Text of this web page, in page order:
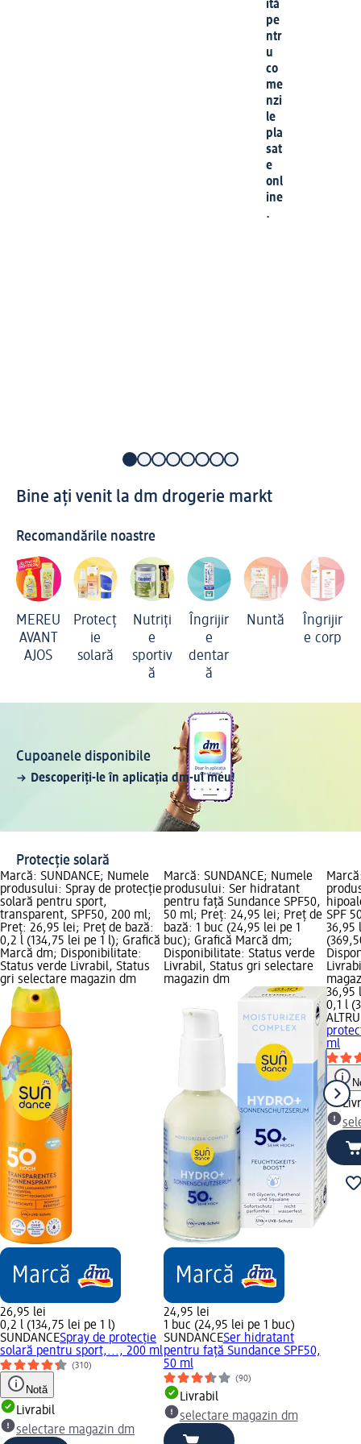
ită
pe
ntr
u
co
me
nzi
le
pla
sat
e
onl
ine
.
Bine ați venit la dm drogerie markt
Recomandările noastre
MEREU
AVANT
AJOS
Protecț
ie
solară
Nutriți
e
sportiv
ă
Îngrijir
e
dentar
ă
Nuntă
Îngrijir
e corp
Cupoanele disponibile
Descoperiți-le în aplicația dm-ul meu!
Protecție solară
Marcă: SUNDANCE; Numele
produsului: Spray de protecție
solară pentru sport,
transparent, SPF50, 200 ml;
Preț: 26,95 lei; Preț de bază:
0,2 l (134,75 lei pe 1 l); Grafică
Marcă dm; Disponibilitate:
Status verde Livrabil, Status
gri selectare magazin dm
26,95 lei
0,2 l (134,75 lei pe 1 l)
SUNDANCESpray de protecție
solară pentru sport,..., 200 ml
(310)
Notă
Livrabil
selectare magazin dm
Marcă: SUNDANCE; Numele
produsului: Ser hidratant
pentru față Sundance SPF50,
50 ml; Preț: 24,95 lei; Preț de
bază: 1 buc (24,95 lei pe 1
buc); Grafică Marcă dm;
Disponibilitate: Status verde
Livrabil, Status gri selectare
magazin dm
24,95 lei
1 buc (24,95 lei pe 1 buc)
SUNDANCESer hidratant
pentru față Sundance SPF50,
50 ml
(90)
Livrabil
selectare magazin dm
SPF
36,95
36,95
0,1 l
ml